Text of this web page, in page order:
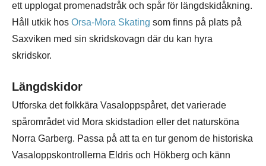
ett upplogat promenadstråk och spår för längdskidåkning.
Håll utkik hos Orsa-Mora Skating som finns på plats på
Saxviken med sin skridskovagn där du kan hyra
skridskor.
Längdskidor
Utforska det folkkära Vasaloppspåret, det varierade
spårområdet vid Mora skidstadion eller det natursköna
Norra Garberg. Passa på att ta en tur genom de historiska
Vasaloppskontrollerna Eldris och Hökberg och känn